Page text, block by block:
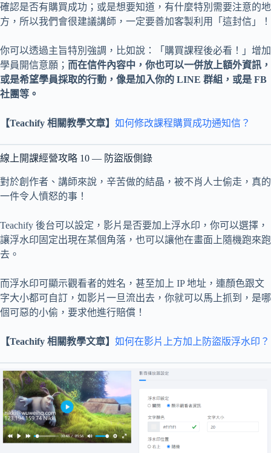
確認是否有購買成功；或是想要知道，有什麼特別需要注意的地
方，所以我們會很建議講師，一定要善加客製利用「這封信」！
你可以透過主旨特別強調，比如說：「購買課程後必看！」增加
學員開信意願； 而在信件內容中，你也可以一併放上額外資訊，
或是希望學員採取的行動，像是加入你的 LINE 群組，或是 FB
社團等。
【Teachify 相關教學文章】 如何修改課程購買成功通知信？
線上開課經營攻略 10 — 防盜版側錄
對於創作者、講師來說，辛苦做的結晶，被不肖人士偷走，真的
一件令人憤怒的事！
Teachify 後台可以設定，影片是否要加上浮水印，你可以選擇，
讓浮水印固定出現在某個角落，也可以讓他在畫面上隨機跑來跑
去。
而浮水印可顯示觀看者的姓名，甚至加上 IP 地址，連顏色跟文
字大小都可自訂，如影片一旦流出去，你就可以馬上抓到，是哪
個可惡的小偷，要求他進行賠償！
【Teachify 相關教學文章】 如何在影片上方加上防盜版浮水印？